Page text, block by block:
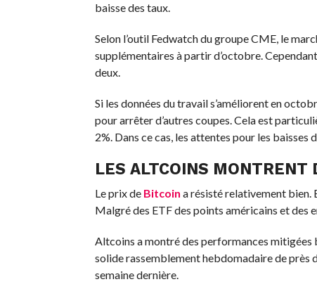
baisse des taux.
Selon l’outil Fedwatch du groupe CME, le
supplémentaires à partir d’octobre.
deux.
Si les données du travail s’améliorent en
pour arrêter d’autres coupes. Cela est
2%. Dans ce cas, les attentes pour les
LES ALTCOINS MONTRENT
Le prix de Bitcoin a résisté relativement bien.
Malgré des ETF des points américains et des
Altcoins a montré des performances mitigées
solide rassemblement hebdomadaire de près
semaine dernière.